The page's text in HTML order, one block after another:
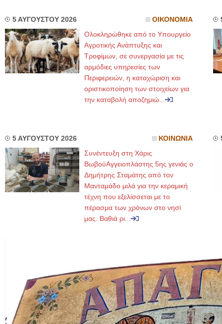
5 ΑΥΓΟΥΣΤΟΥ 2026 ΟΙΚΟΝΟΜΙΑ
Ολοκληρώθηκε από το Υπουργείο
Αγροτικής Ανάπτυξης και
Τροφίμων, σε συνεργασία με τις
αρμόδιες υπηρεσίες των
Περιφερειών, η καταχώριση και
οριστικοποίηση των στοιχείων για
την καταβολή αποζημιώ...
5 ΑΥΓΟΥΣΤΟΥ 2026 ΚΟΙΝΩΝΙΑ
Συνέντευξη στη Χάρις
ΒωβούΑγγειοπλάστης 5ης γενιάς ο
Δημήτρης Σταμάτης από τον
Μανταμάδο μιλά για την κεραμική
τέχνη που εξελίσσεται με το
πέρασμα των χρόνων στο νησί
μας. Βαθιά ρι...